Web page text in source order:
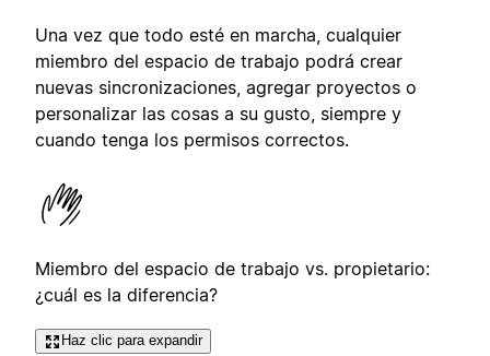
Una vez que todo esté en marcha, cualquier
miembro del espacio de trabajo podrá crear
nuevas sincronizaciones, agregar proyectos o
personalizar las cosas a su gusto, siempre y
cuando tenga los permisos correctos.
Miembro del espacio de trabajo vs. propietario:
¿cuál es la diferencia?
Haz clic para expandir